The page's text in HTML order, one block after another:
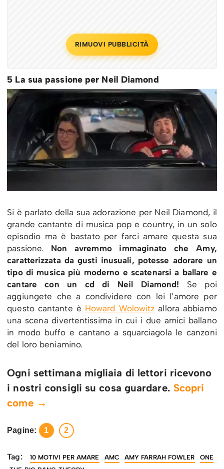
RIMUOVI PUBBLICITÀ
5 La sua passione per Neil Diamond
Si è parlato della sua adorazione per Neil Diamond, il
grande cantante di musica pop e country, in un solo
episodio ma è bastato per farci amare questa sua
passione. Non avremmo immaginato che Amy,
caratterizzata da gusti inusuali, potesse adorare un
tipo di musica più moderno e scatenarsi a ballare e
cantare con un cd di Neil Diamond! Se poi
aggiungete che a condividere con lei l’amore per
questo cantante è Howard Wolowitz allora abbiamo
una scena divertentissima in cui i due amici ballano
in modo buffo e cantano a squarciagola le canzoni
del loro beniamino.
Ogni settimana migliaia di lettori ricevono
i nostri consigli su cosa guardare. Scopri
come →
Pagine: 1 2
Tag: 10 MOTIVI PER AMARE AMC AMY FARRAH FOWLER
ONE